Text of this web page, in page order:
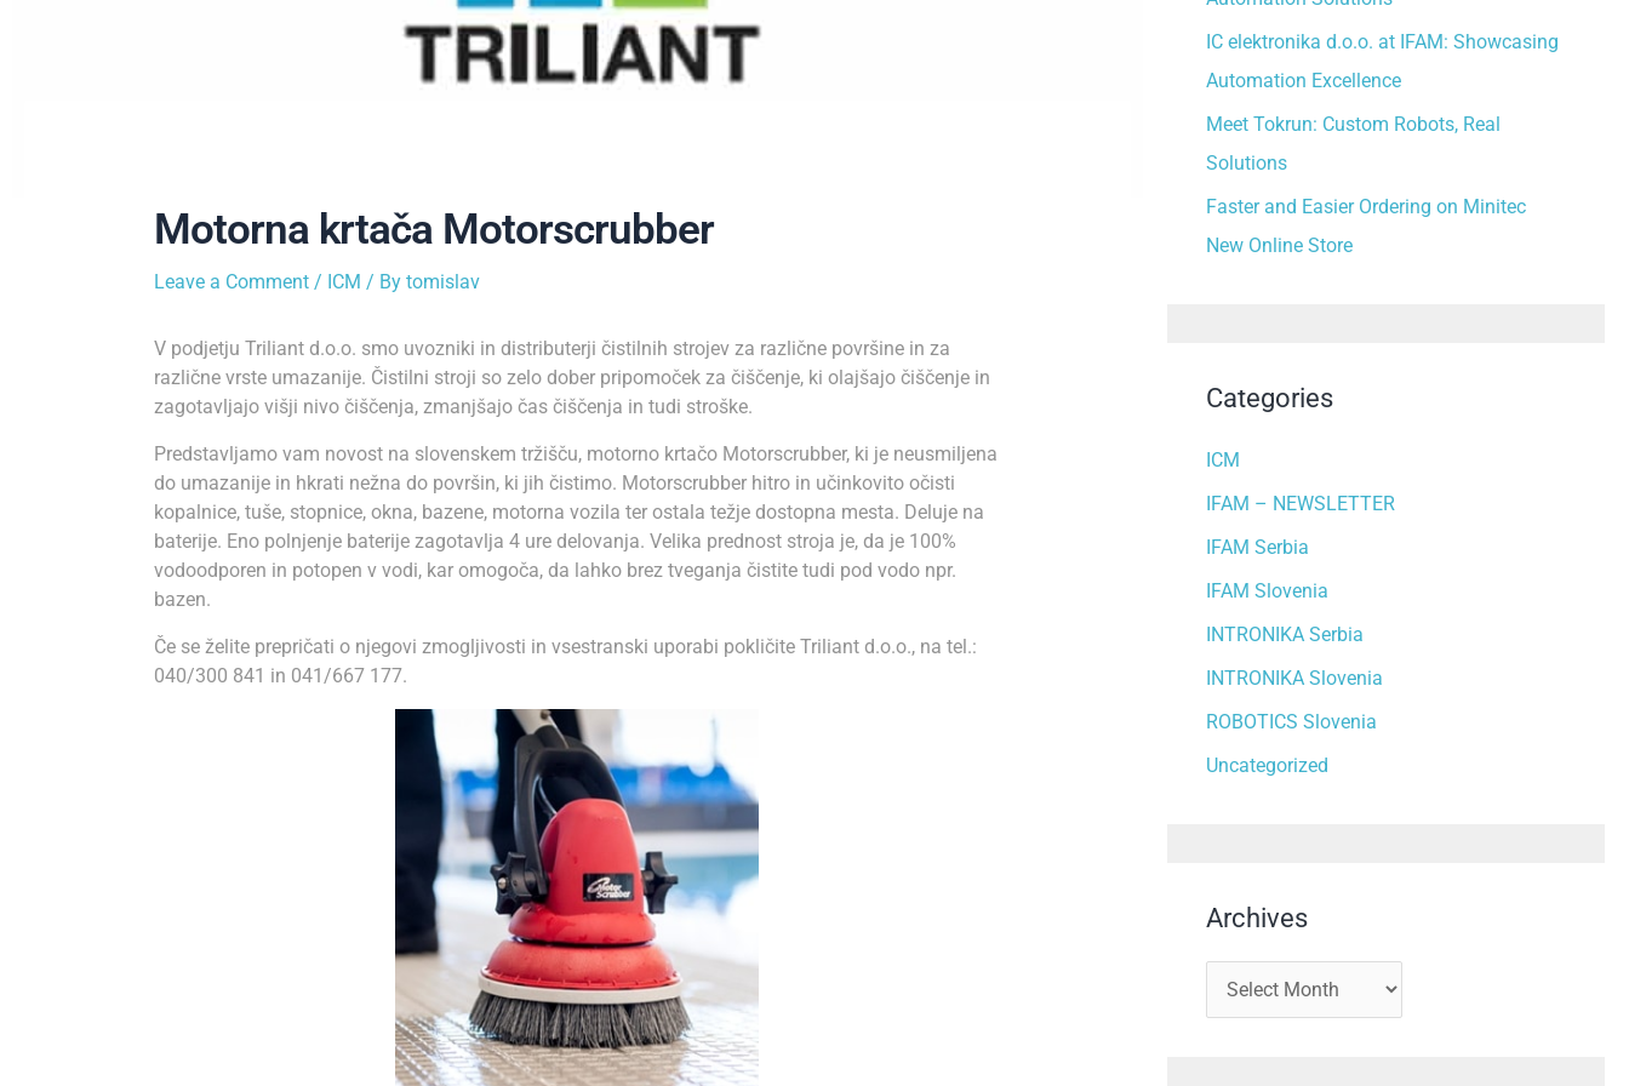
Motorna krtača Motorscrubber
Leave a Comment / ICM / By tomislav
V podjetju Triliant d.o.o. smo uvozniki in distributerji čistilnih strojev za različne površine in za
različne vrste umazanije. Čistilni stroji so zelo dober pripomoček za čiščenje, ki olajšajo čiščenje in
zagotavljajo višji nivo čiščenja, zmanjšajo čas čiščenja in tudi stroške.
Predstavljamo vam novost na slovenskem tržišču, motorno krtačo Motorscrubber, ki je neusmiljena
do umazanije in hkrati nežna do površin, ki jih čistimo. Motorscrubber hitro in učinkovito očisti
kopalnice, tuše, stopnice, okna, bazene, motorna vozila ter ostala težje dostopna mesta. Deluje na
baterije. Eno polnjenje baterije zagotavlja 4 ure delovanja. Velika prednost stroja je, da je 100%
vodoodporen in potopen v vodi, kar omogoča, da lahko brez tveganja čistite tudi pod vodo npr.
bazen.
Če se želite prepričati o njegovi zmogljivosti in vsestranski uporabi pokličite Triliant d.o.o., na tel.:
040/300 841 in 041/667 177.
:
IC elektronika d.o.o. at IFAM: Showcasing
Automation Excellence
Meet Tokrun: Custom Robots, Real
Solutions
Faster and Easier Ordering on Minitec
New Online Store
Categories
ICM
IFAM – NEWSLETTER
IFAM Serbia
IFAM Slovenia
INTRONIKA Serbia
INTRONIKA Slovenia
ROBOTICS Slovenia
Uncategorized
Archives